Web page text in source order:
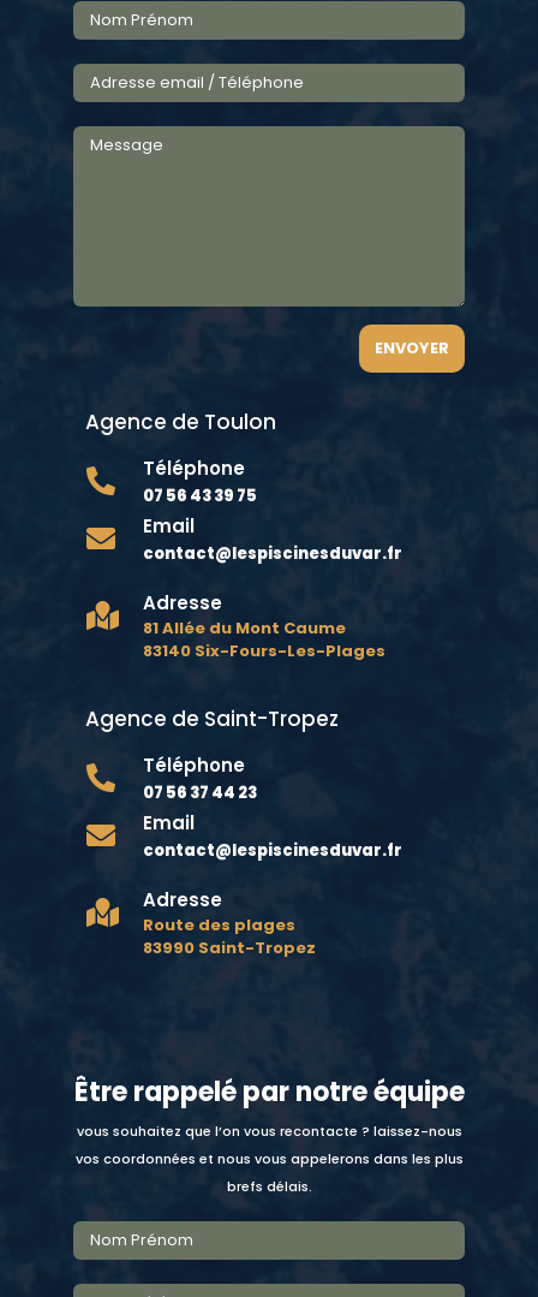
ENVOYER
Agence de Toulon
 Téléphone
07 56 43 39 75
 Email
contact@lespiscinesduvar.fr
 Adresse
81 Allée du Mont Caume
83140 Six-Fours-Les-Plages
Agence de Saint-Tropez
 Téléphone
07 56 37 44 23
 Email
contact@lespiscinesduvar.fr
 Adresse
Route des plages
83990 Saint-Tropez
Être rappelé par notre équipe
vous souhaitez que l’on vous recontacte ? laissez-nous
vos coordonnées et nous vous appelerons dans les plus
brefs délais.